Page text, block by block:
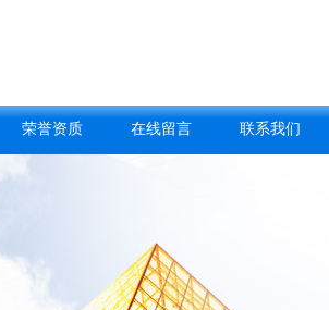
荣誉资质 在线留言 联系我们